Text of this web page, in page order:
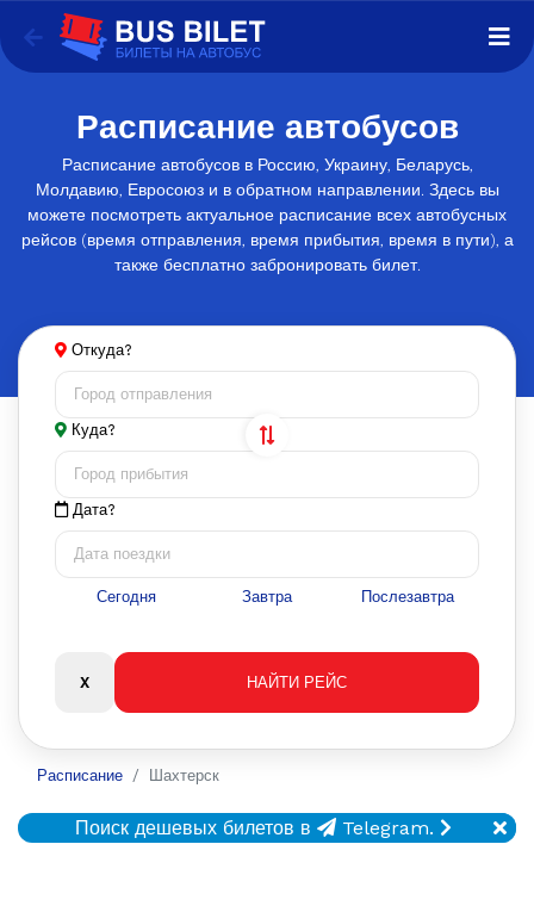
Расписание автобусов
Расписание автобусов в Россию, Украину, Беларусь,
Молдавию, Евросоюз и в обратном направлении. Здесь вы
можете посмотреть актуальное расписание всех автобусных
рейсов (время отправления, время прибытия, время в пути), а
также бесплатно забронировать билет.
Откуда?
Куда?
Дата?
Сегодня Завтра Послезавтра
Расписание Шахтерск
Поиск дешевых билетов в Telegram.